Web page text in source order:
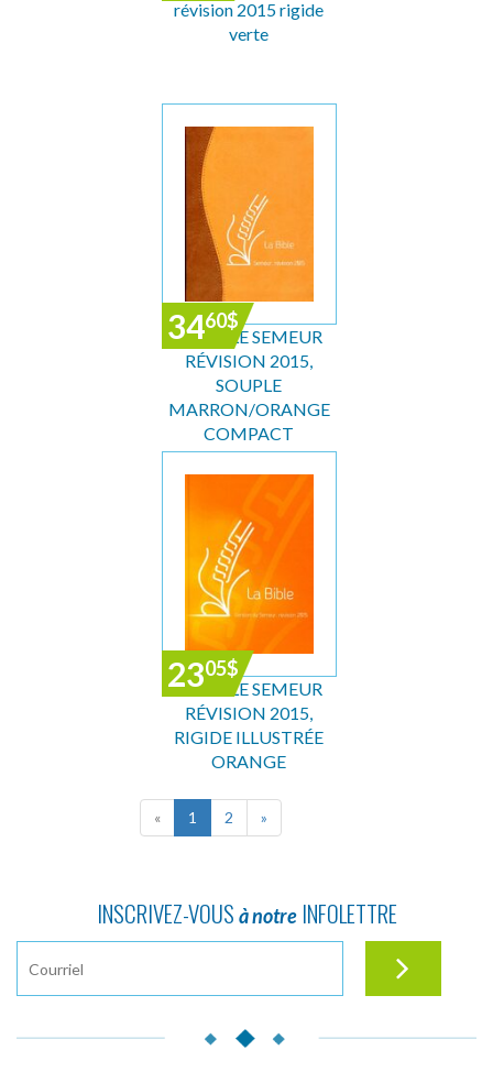
révision 2015 rigide
verte
3460$
LA BIBLE SEMEUR
RÉVISION 2015,
SOUPLE
MARRON/ORANGE
COMPACT
2305$
LA BIBLE SEMEUR
RÉVISION 2015,
RIGIDE ILLUSTRÉE
ORANGE
« 1 2 »
INSCRIVEZ-VOUS à notreINFOLETTRE